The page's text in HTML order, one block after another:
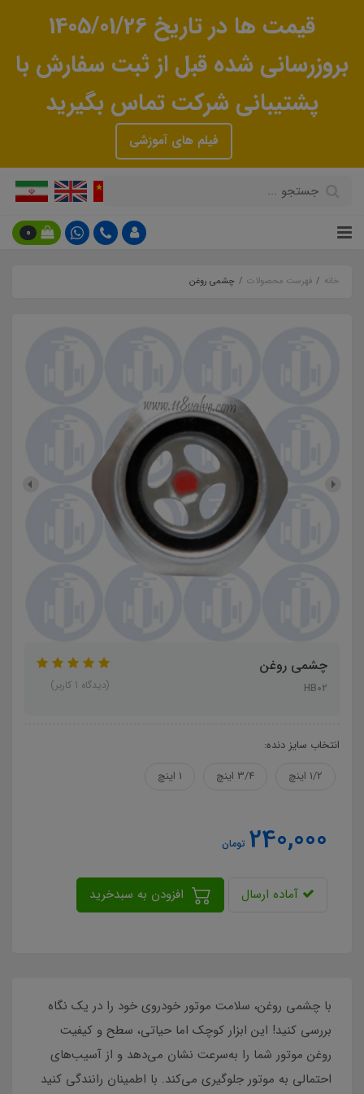
قیمت ها در تاریخ 1405/01/26
بروزرسانی شده قبل از ثبت سفارش با
پشتیبانی شرکت تماس بگیرید
فیلم های آموزشی
0
خانه فهرست محصولات چشمی روغن
چشمی روغن
HB02 (دیدگاه 1 کاربر)
انتخاب سایز دنده:
1/2 اینچ
3/4 اینچ 1 اینچ
240,000 تومان
آماده ارسال
با چشمی روغن، سلامت موتور خودروی خود را در یک نگاه
بررسی کنید! این ابزار کوچک اما حیاتی، سطح و کیفیت
روغن موتور شما را به‌سرعت نشان می‌دهد و از آسیب‌های
احتمالی به موتور جلوگیری می‌کند. با اطمینان رانندگی کنید